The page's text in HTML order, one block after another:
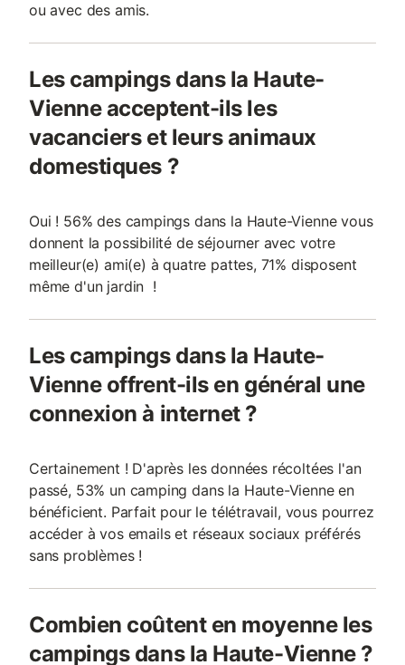
ou avec des amis.
Les campings dans la Haute-
Vienne acceptent-ils les
vacanciers et leurs animaux
domestiques ?
Oui ! 56% des campings dans la Haute-Vienne vous
donnent la possibilité de séjourner avec votre
meilleur(e) ami(e) à quatre pattes, 71% disposent
même d'un jardin !
Les campings dans la Haute-
Vienne offrent-ils en général une
connexion à internet ?
Certainement ! D'après les données récoltées l'an
passé, 53% un camping dans la Haute-Vienne en
bénéficient. Parfait pour le télétravail, vous pourrez
accéder à vos emails et réseaux sociaux préférés
sans problèmes !
Combien coûtent en moyenne les
campings dans la Haute-Vienne ?